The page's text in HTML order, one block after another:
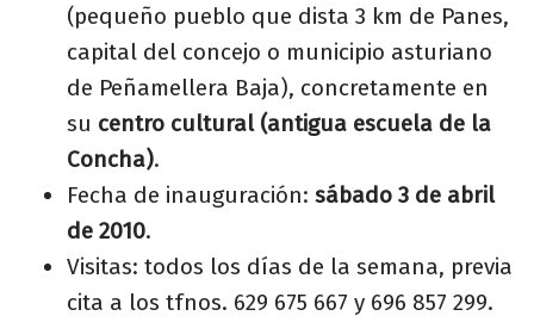
(pequeño pueblo que dista 3 km de Panes,
capital del concejo o municipio asturiano
de Peñamellera Baja), concretamente en
su centro cultural (antigua escuela de la
Concha).
Fecha de inauguración: sábado 3 de abril
de 2010.
Visitas: todos los días de la semana, previa
cita a los tfnos. 629 675 667 y 696 857 299.